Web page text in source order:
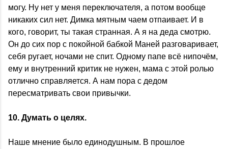
могу. Ну нет у меня переключателя, а потом вообще
никаких сил нет. Димка мятным чаем отпаивает. И в
кого, говорит, ты такая странная. А я на деда смотрю.
Он до сих пор с покойной бабкой Маней разговаривает,
себя ругает, ночами не спит. Одному папе всё нипочём,
ему и внутренний критик не нужен, мама с этой ролью
отлично справляется. А нам пора с дедом
пересматривать свои привычки.
10. Думать о целях.
Наше мнение было единодушным. В прошлое